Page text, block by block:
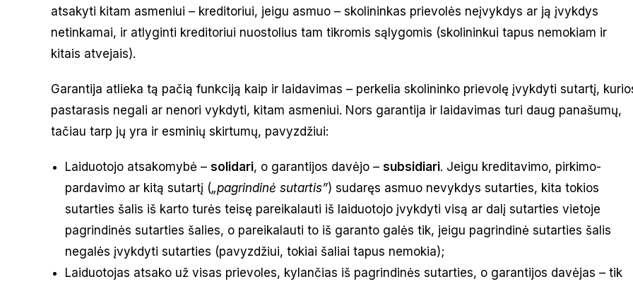
atsakyti kitam asmeniui – kreditoriui, jeigu asmuo – skolininkas prievolės neįvykdys ar ją įvykdys
netinkamai, ir atlyginti kreditoriui nuostolius tam tikromis sąlygomis (skolininkui tapus nemokiam ir
kitais atvejais).
Garantija atlieka tą pačią funkciją kaip ir laidavimas – perkelia skolininko prievolę įvykdyti sutartį,
pastarasis negali ar nenori vykdyti, kitam asmeniui. Nors garantija ir laidavimas turi daug panašumų,
tačiau tarp jų yra ir esminių skirtumų, pavyzdžiui:
Laiduotojo atsakomybė – solidari, o garantijos davėjo – subsidiari. Jeigu kreditavimo, pirkimo-
pardavimo ar kitą sutartį („pagrindinė sutartis”) sudaręs asmuo nevykdys sutarties, kita tokios
sutarties šalis iš karto turės teisę pareikalauti iš laiduotojo įvykdyti visą ar dalį sutarties vietoje
pagrindinės sutarties šalies, o pareikalauti to iš garanto galės tik, jeigu pagrindinė sutarties šalis
negalės įvykdyti sutarties (pavyzdžiui, tokiai šaliai tapus nemokia);
Laiduotojas atsako už visas prievoles, kylančias iš pagrindinės sutarties, o garantijos davėjas – tik